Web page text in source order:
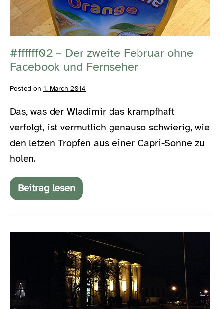
ohne
Facebook
Fernseher
#ffffff02 – Der zweite Februar ohne
Facebook und Fernseher
Posted on 1. March 2014
Das, was der Wladimir das krampfhaft
verfolgt, ist vermutlich genauso schwierig, wie
den letzen Tropfen aus einer Capri-Sonne zu
holen.
Beitrag lesen
#ffffff02
–
Februar
Facebook
Fernseher
Leipzig
–